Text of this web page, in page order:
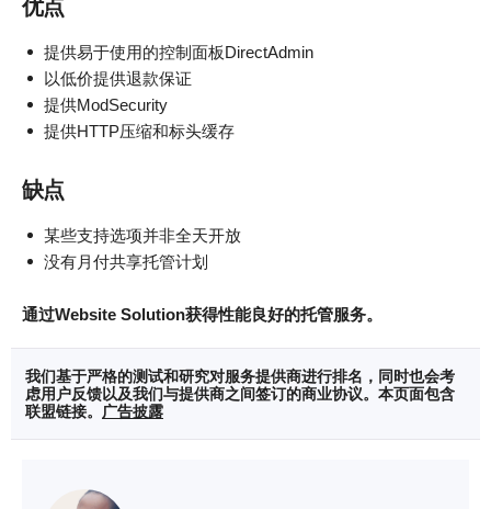
优点
提供易于使用的控制面板DirectAdmin
以低价提供退款保证
提供ModSecurity
提供HTTP压缩和标头缓存
缺点
某些支持选项并非全天开放
没有月付共享托管计划
通过Website Solution获得性能良好的托管服务。
我们基于严格的测试和研究对服务提供商进行排名，同时也会考
虑用户反馈以及我们与提供商之间签订的商业协议。本页面包含
联盟链接。 广告披露